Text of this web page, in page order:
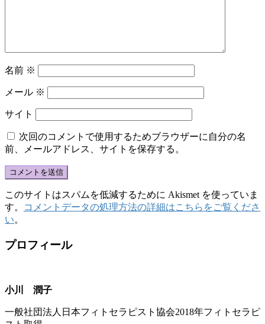
名前 ※
メール ※
サイト
次回のコメントで使用するためブラウザーに自分の名
前、メールアドレス、サイトを保存する。
このサイトはスパムを低減するために Akismet を使っていま
す。
コメントデータの処理方法の詳細はこちらをご覧くださ
い。
プロフィール
小川 潤子
一般社団法人日本フィトセラピスト協会2018年フィトセラピ